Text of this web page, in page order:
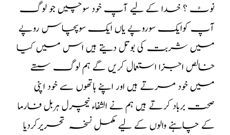
نوٹ ؟ خدا کے لیے آپ خود سوچیں جو لوگ
آپ کوایک سوروپے یاں ایک سوپچاس روپے
میں شربت کی بوتل دیتے ہیں اس میں کیا
خالص اجزا استعمال کریں گے ہم لوگ سستے
میں خود مرتے ہیں اور اپنے ہاتھوں سے خود اپنی
صحت برباد کرتے ہیں ہم نے الشفاء نیچرل ہربل فارما
کے چاہنے والوں کے لیے مکمل نسخہ تحریرکردیا